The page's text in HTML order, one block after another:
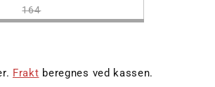
164
Frakt beregnes ved kassen.